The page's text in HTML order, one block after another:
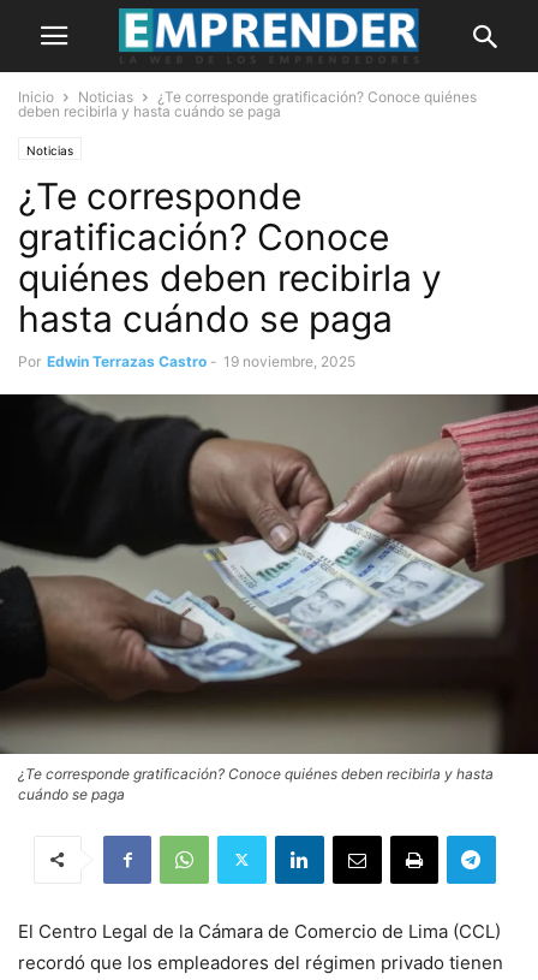
Inicio Noticias
¿Te corresponde gratificación? Conoce quiénes
deben recibirla y hasta cuándo se paga
Noticias
¿Te corresponde
gratificación? Conoce
quiénes deben recibirla y
hasta cuándo se paga
Por Edwin Terrazas Castro - 19 noviembre, 2025
¿Te corresponde gratificación? Conoce quiénes deben recibirla y hasta
cuándo se paga
El Centro Legal de la Cámara de Comercio de Lima (CCL)
recordó que los empleadores del régimen privado tienen